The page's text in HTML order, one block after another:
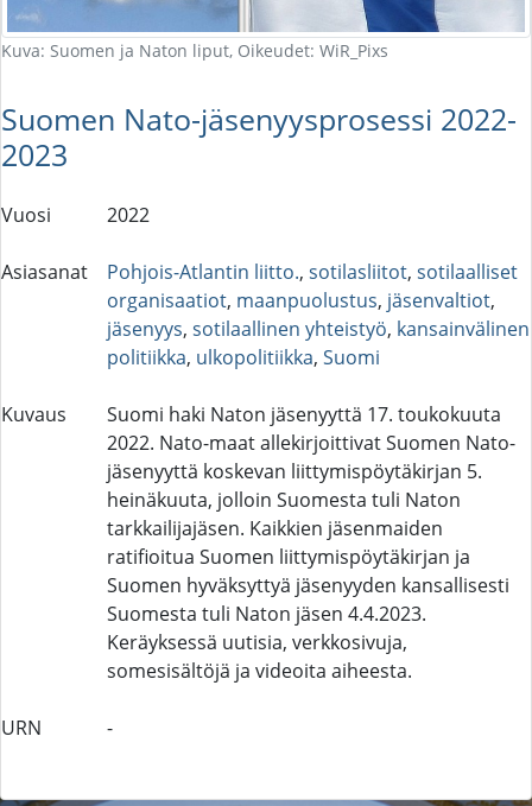
Kuva: Suomen ja Naton liput, Oikeudet: WiR_Pixs
Suomen Nato-jäsenyysprosessi 2022-
2023
Vuosi 2022
Asiasanat Pohjois-Atlantin liitto., sotilasliitot, sotilaalliset
organisaatiot, maanpuolustus, jäsenvaltiot,
jäsenyys, sotilaallinen yhteistyö, kansainvälinen
politiikka, ulkopolitiikka, Suomi
Kuvaus
Suomi haki Naton jäsenyyttä 17. toukokuuta
2022. Nato-maat allekirjoittivat Suomen Nato-
jäsenyyttä koskevan liittymispöytäkirjan 5.
heinäkuuta, jolloin Suomesta tuli Naton
tarkkailijajäsen. Kaikkien jäsenmaiden
ratifioitua Suomen liittymispöytäkirjan ja
Suomen hyväksyttyä jäsenyyden kansallisesti
Suomesta tuli Naton jäsen 4.4.2023.
Keräyksessä uutisia, verkkosivuja,
somesisältöjä ja videoita aiheesta.
URN -